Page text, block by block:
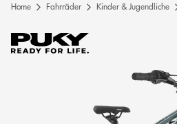
Home Fahrräder Kinder & Jugendliche